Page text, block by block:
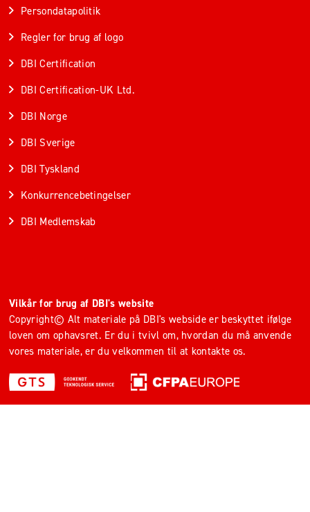
Persondatapolitik
Regler for brug af logo
DBI Certification
DBI Certification-UK Ltd.
DBI Norge
DBI Sverige
DBI Tyskland
Konkurrencebetingelser
DBI Medlemskab
Vilkår for brug af DBI's website
Copyright© Alt materiale på DBI's webside er beskyttet ifølge
loven om ophavsret. Er du i tvivl om, hvordan du må anvende
vores materiale, er du velkommen til at kontakte os.